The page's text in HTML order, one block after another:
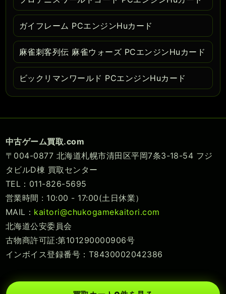
ガイフレーム PCエンジンHuカード
麻雀刺客列伝 麻雀ウォーズ PCエンジンHuカード
ビックリマンワールド PCエンジンHuカード
中古ゲーム買取.com
〒004-0877 北海道札幌市清田区平岡7条3-18-54 フジ
タビルD棟 買取センター
TEL：011-826-5695
営業時間 : 10:00 - 17:00(土日休業）
MAIL： kaitori@chukogamekaitori.com
北海道公安委員会
古物商許可証:第101290000906号
インボイス登録番号：T8430002042386